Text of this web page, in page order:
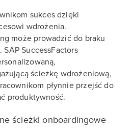
sukces dzięki
wdrożenia.
może prowadzić do braku
SuccessFactors
ścieżkę wdrożeniową,
płynnie przejść do
produktywność.
ścieżki onboardingowe